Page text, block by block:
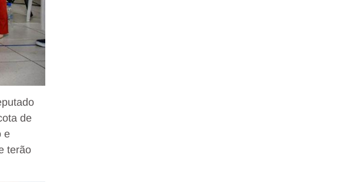
de
e
terão